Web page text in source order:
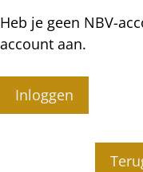
Heb je geen NBV-
account aan.
Inloggen